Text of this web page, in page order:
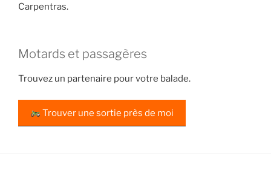
Carpentras.
Motards et passagères
Trouvez un partenaire pour votre balade.
Trouver une sortie près de moi